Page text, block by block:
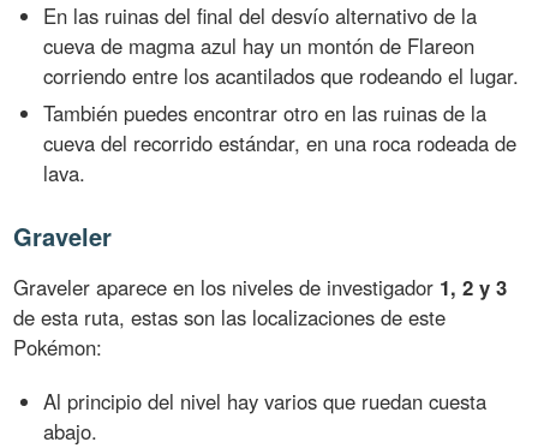
En las ruinas del final del desvío alternativo de la
cueva de magma azul hay un montón de Flareon
corriendo entre los acantilados que rodeando el lugar.
También puedes encontrar otro en las ruinas de la
cueva del recorrido estándar, en una roca rodeada de
lava.
Graveler
Graveler aparece en los niveles de investigador 1, 2 y 3
de esta ruta, estas son las localizaciones de este
Pokémon:
Al principio del nivel hay varios que ruedan cuesta
abajo.